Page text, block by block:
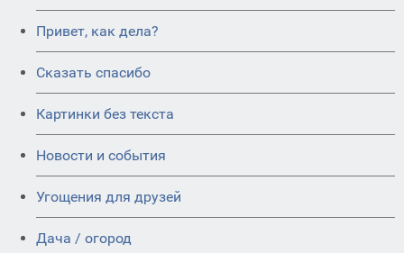
Привет, как дела?
Сказать спасибо
Картинки без текста
Новости и события
Угощения для друзей
Дача / огород